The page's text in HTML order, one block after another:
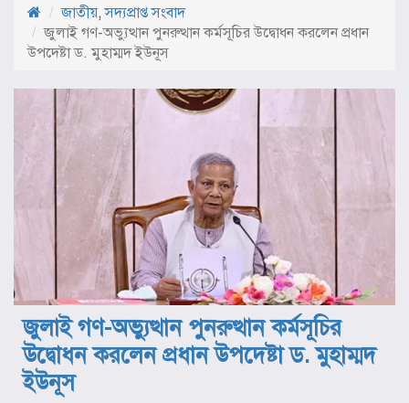
জাতীয়,সদ্যপ্রাপ্ত সংবাদ
জুলাই গণ-অভ্যুত্থান পুনরুত্থান কর্মসূচির উদ্বোধন করলেন প্রধান
উপদেষ্টা ড. মুহাম্মদ ইউনূস
জুলাই গণ-অভ্যুত্থান পুনরুত্থান কর্মসূচির
উদ্বোধন করলেন প্রধান উপদেষ্টা ড. মুহাম্মদ
ইউনূস